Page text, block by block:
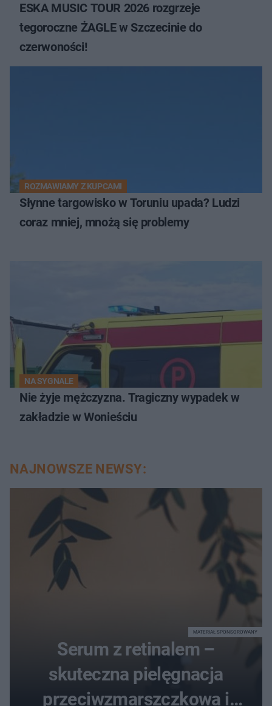
ESKA MUSIC TOUR 2026 rozgrzeje
tegoroczne ŻAGLE w Szczecinie do
czerwoności!
ROZMAWIAMY Z KUPCAMI
Słynne targowisko w Toruniu upada? Ludzi
coraz mniej, mnożą się problemy
NA SYGNALE
Nie żyje mężczyzna. Tragiczny wypadek w
zakładzie w Wonieściu
NAJNOWSZE NEWSY:
Serum z retinalem –
skuteczna pielęgnacja
przeciwzmarszczkowa i
MATERIAŁ SPONSOROWANY